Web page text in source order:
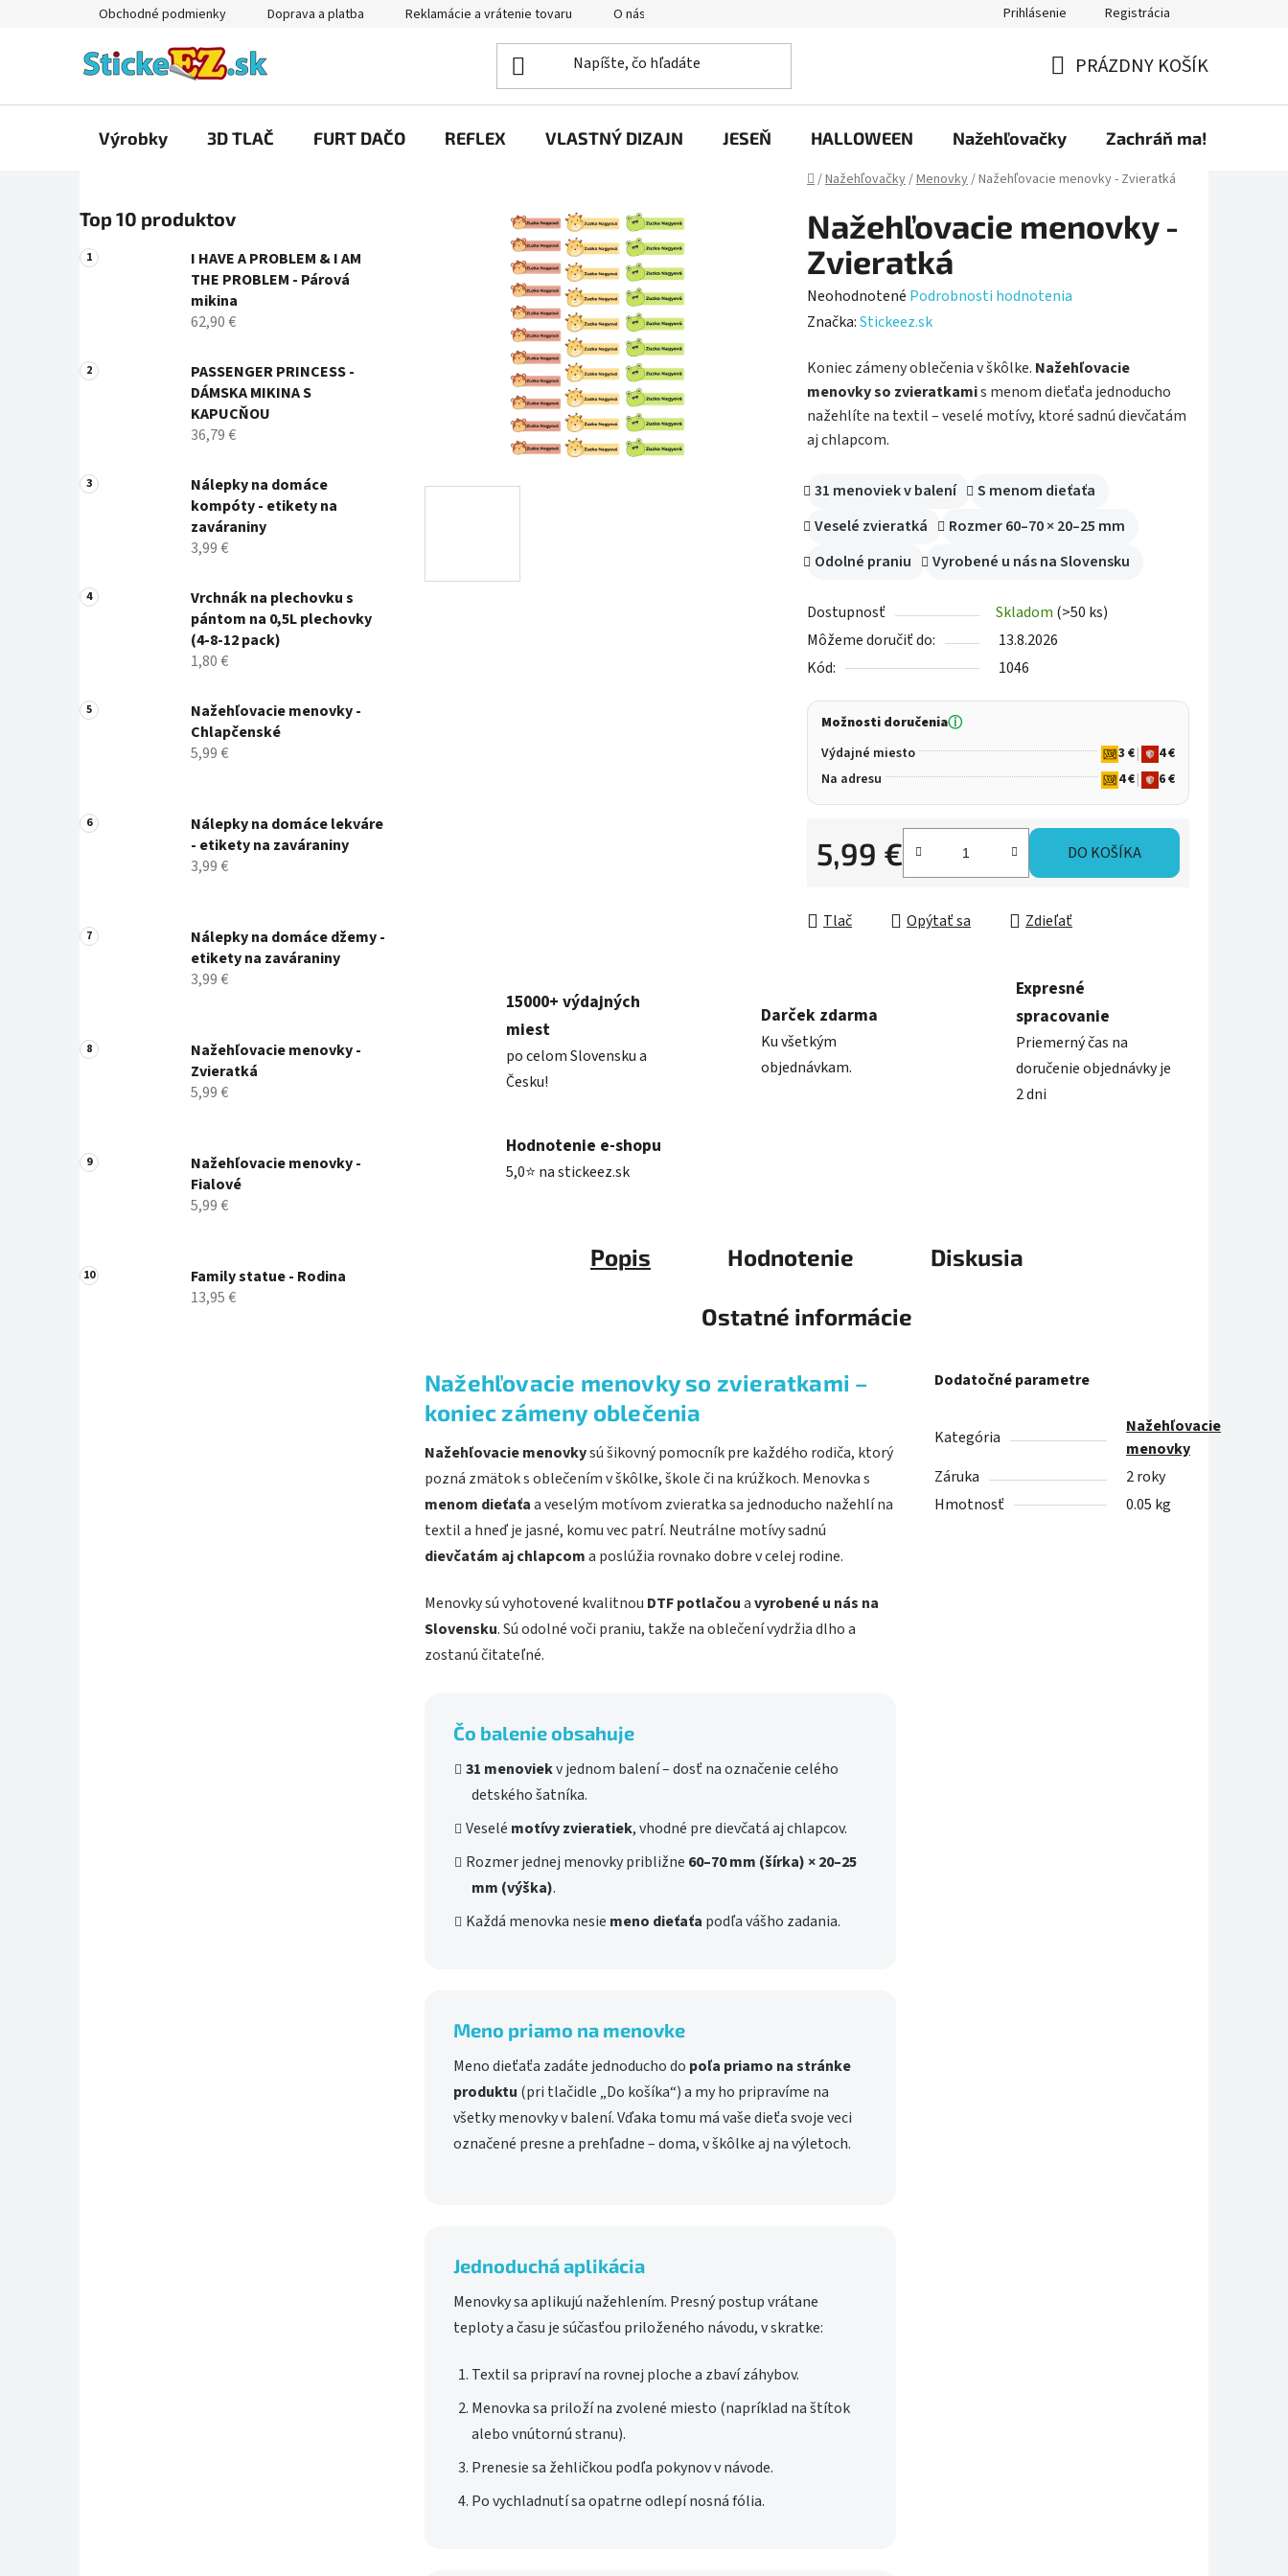
Obchodné podmienky Doprava a platba Reklamácie a vrátenie tovaru O nás Predávané značky Ako nakupovať
Prihlásenie Registrácia
KOŠÍK
PRÁZDNY KOŠÍK
Výrobky 3D TLAČ FURT DAČO REFLEX VLASTNÝ DIZAJN JESEŇ HALLOWEEN Nažehľovačky Zachráň ma!
Domov
/Nažehľovačky/Menovky/Nažehľovacie menovky - Zvieratká
o
č
n
n
Top 10 produktov
I HAVE A PROBLEM & I AM
THE PROBLEM - Párová
mikina
62,90 €
PASSENGER PRINCESS -
DÁMSKA MIKINA S
KAPUCŇOU
36,79 €
Nálepky na domáce
kompóty - etikety na
zaváraniny
3,99 €
Vrchnák na plechovku s
pántom na 0,5L plechovky
(4-8-12 pack)
1,80 €
Nažehľovacie menovky -
Chlapčenské
5,99 €
Nálepky na domáce lekváre
- etikety na zaváraniny
3,99 €
Nálepky na domáce džemy -
etikety na zaváraniny
3,99 €
Nažehľovacie menovky -
Zvieratká
5,99 €
Nažehľovacie menovky -
Fialové
5,99 €
Family statue - Rodina
13,95 €
Nažehľovacie menovky -
Zvieratká
Priemerné
hodnotenie
je
0,0
z
5
Neohodnotené Podrobnosti hodnotenia
Značka:Stickeez.sk
Koniec zámeny oblečenia v škôlke. Nažehľovacie
menovky so zvieratkamis menom dieťaťa jednoducho
nažehlíte na textil – veselé motívy, ktoré sadnú dievčatám
aj chlapcom.
31 menoviek v balení
S menom dieťaťa
Veselé zvieratká
Rozmer 60–70 × 20–25 mm
Odolné praniu
Vyrobené u nás na Slovensku
Dostupnosť Skladom (>50 ks)
Môžeme doručiť do:
13.8.2026
Kód:
1046
Možnosti doručeniaⓘ
Výdajné miesto 3 €|
4 €
Na adresu
4 €| 6 €
5,99 €
Jednotková cena:
DO KOŠÍKA
Tlač Opýtať sa Zdieľať
15000+ výdajných
miest
po celom Slovensku a
Česku!
Darček zdarma
Ku všetkým
objednávkam.
Expresné
spracovanie
Priemerný čas na
doručenie objednávky je
2 dni
Hodnotenie e-shopu
5,0⭐ na stickeez.sk
Popis Hodnotenie Diskusia
Ostatné informácie
Nažehľovacie menovky so zvieratkami –
koniec zámeny oblečenia
Nažehľovacie menovkysú šikovný pomocník pre každého rodiča, ktorý
pozná zmätok s oblečením v škôlke, škole či na krúžkoch. Menovka s
menom dieťaťaa veselým motívom zvieratka sa jednoducho nažehlí na
textil a hneď je jasné, komu vec patrí. Neutrálne motívy sadnú
dievčatám aj chlapcoma poslúžia rovnako dobre v celej rodine.
Menovky sú vyhotovené kvalitnou DTF potlačouavyrobené u nás na
Slovensku. Sú odolné voči praniu, takže na oblečení vydržia dlho a
zostanú čitateľné.
Čo balenie obsahuje
31 menoviekv jednom balení – dosť na označenie celého
detského šatníka.
Veselé motívy zvieratiek, vhodné pre dievčatá aj chlapcov.
Rozmer jednej menovky približne 60–70 mm (šírka) × 20–25
mm (výška).
Každá menovka nesie meno dieťaťa podľa vášho zadania.
Meno priamo na menovke
Meno dieťaťa zadáte jednoducho do poľa priamo na stránke
produktu (pri tlačidle „Do košíka“) a my ho pripravíme na
všetky menovky v balení. Vďaka tomu má vaše dieťa svoje veci
označené presne a prehľadne – doma, v škôlke aj na výletoch.
Jednoduchá aplikácia
Menovky sa aplikujú nažehlením. Presný postup vrátane
teploty a času je súčasťou priloženého návodu, v skratke:
Textil sa pripraví na rovnej ploche a zbaví záhybov.
Menovka sa priloží na zvolené miesto (napríklad na štítok
alebo vnútornú stranu).
Prenesie sa žehličkou podľa pokynov v návode.
Po vychladnutí sa opatrne odlepí nosná fólia.
Dodatočné parametre
Kategória
Nažehľovacie
menovky
Záruka
2 roky
Hmotnosť
0.05 kg